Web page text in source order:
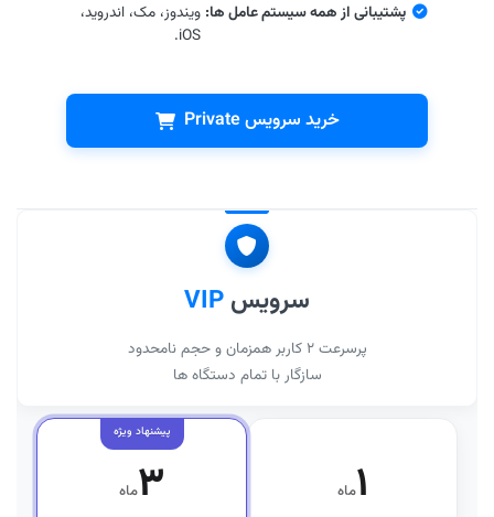
پشتیبانی از همه سیستم عامل ها: ویندوز، مک، اندروید،
iOS.
خرید سرویس Private
سرویس VIP
پرسرعت ۲ کاربر همزمان و حجم نامحدود
سازگار با تمام دستگاه ها
۱ماه ۳ماه